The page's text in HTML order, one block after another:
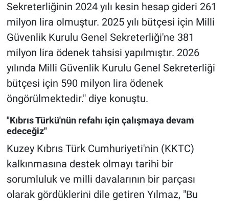
Sekreterliğinin 2024 yılı kesin hesap gideri 261
milyon lira olmuştur. 2025 yılı bütçesi için Milli
Güvenlik Kurulu Genel Sekreterliği'ne 381
milyon lira ödenek tahsisi yapılmıştır. 2026
yılında Milli Güvenlik Kurulu Genel Sekreterliği
bütçesi için 590 milyon lira ödenek
öngörülmektedir." diye konuştu.
"Kıbrıs Türkü'nün refahı için çalışmaya devam
edeceğiz"
Kuzey Kıbrıs Türk Cumhuriyeti'nin (KKTC)
kalkınmasına destek olmayı tarihi bir
sorumluluk ve milli davalarının bir parçası
olarak gördüklerini dile getiren Yılmaz, "Bu